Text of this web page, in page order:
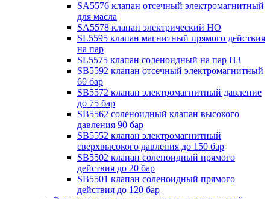
SA5576 клапан отсечный электромагнитный
для масла
SA5578 клапан электрический НО
SL5595 клапан магнитный прямого действия
на пар
SL5575 клапан соленоидный на пар НЗ
SB5592 клапан отсечный электромагнитный
60 бар
SB5572 клапан электромагнитный давление
до 75 бар
SB5562 соленоидный клапан высокого
давления 90 бар
SB5552 клапан электромагнитный
сверхвысокого давления до 150 бар
SB5502 клапан соленоидный прямого
действия до 20 бар
SB5501 клапан соленоидный прямого
действия до 120 бар